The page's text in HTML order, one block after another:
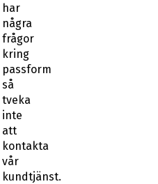
har
några
frågor
kring
passform
så
tveka
inte
att
kontakta
vår
kundtjänst.